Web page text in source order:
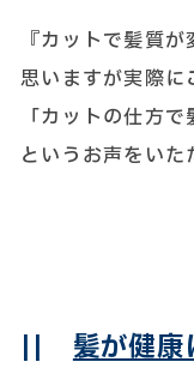
『カットで髪質
思いますが実際に
「カットの仕方
というお声をい
||髪が健